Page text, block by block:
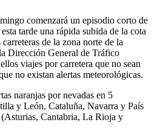
comenzará un episodio corto de
tarde una rápida subida de la cota
de la zona norte de la
Dirección General de Tráfico
viajes por carretera que no sean
no existan alertas meteorológicas.
naranjas por nevadas en 5
y León, Cataluña, Navarra y País
Cantabria, La Rioja y